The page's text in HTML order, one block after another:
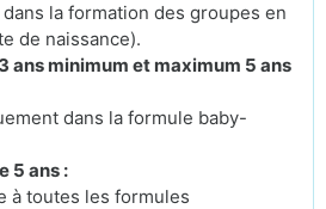
la formation des groupes en
de naissance).
ans minimum et maximum 5 ans
dans la formule baby-
5 ans :
à toutes les formules